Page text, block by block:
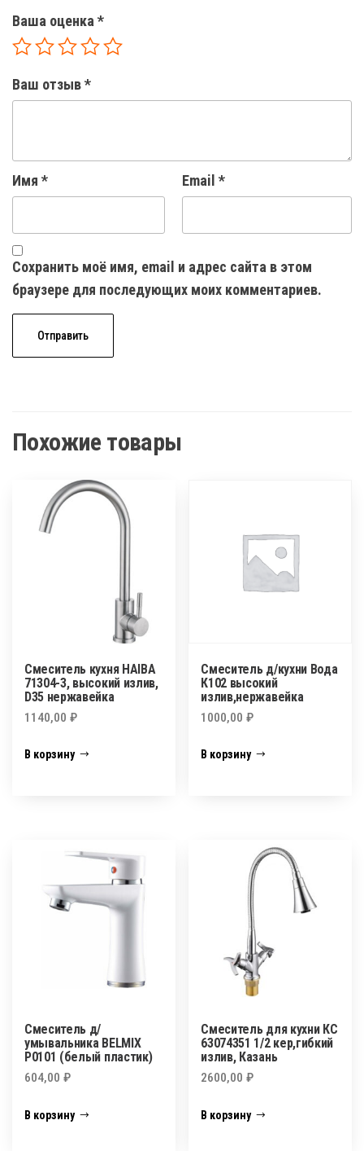
Ваша оценка *
Ваш отзыв*
Имя * Email *
Сохранить моё имя, email и адрес сайта в этом
браузере для последующих моих комментариев.
Похожие товары
Смеситель кухня HAIBA
71304-3, высокий излив,
D35 нержавейка
1140,00 ₽
В корзину
Смеситель д/кухни Вода
К102 высокий
излив,нержавейка
1000,00₽
В корзину
Смеситель д/
умывальника BELMIX
P0101 (белый пластик)
604,00 ₽
В корзину
Смеситель для кухни КС
63074351 1/2 кер,гибкий
излив, Казань
2600,00₽
В корзину